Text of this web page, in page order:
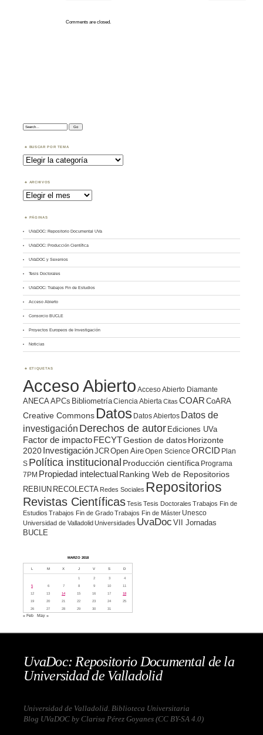
Comments are closed.
Search:
BUSCAR POR TEMA
Buscar
por
Tema
ARCHIVOS
Archivos
PÁGINAS
UVaDOC: Repositorio Documental UVa
UVaDOC: Producción Científica
UVaDOC y Sexenios
Tesis Doctorales
UVaDOC: Trabajos Fin de Estudios
Acceso Abierto
Consorcio BUCLE
Proyectos Europeos de Investigación
Noticias
ETIQUETAS
Acceso Abierto Acceso Abierto Diamante
ANECA APCs BibliometríaCiencia Abierta Citas COAR CoARA
Creative Commons Datos Datos Abiertos Datos de
investigación Derechos de autor Ediciones UVa
Factor de impactoFECYTGestion de datosHorizonte
2020InvestigaciónJCROpen AireOpen Science ORCID Plan
S Política institucional Producción científica Programa
7PM Propiedad intelectualRanking Web de Repositorios
REBIUN RECOLECTA Redes Sociales Repositorios
Revistas CientíficasTesis Tesis Doctorales Trabajos Fin de
Estudios Trabajos Fin de GradoTrabajos Fin de Máster Unesco
Universidad de ValladolidUniversidades UvaDoc VII Jornadas
BUCLE
MARZO 2018
L M X J V S D
1 2 3
4
5
6 7 8 9 10
11
12
13 14 15 16 17
18
19
20 21 22 23 24
25
26
27 28 29 30 31
« Feb May »
UvaDoc: Repositorio Documental de la
Universidad de Valladolid
Universidad de Valladolid. Biblioteca Universitaria
Blog UVaDOC by Clarisa Pérez Goyanes (CC BY-SA 4.0)